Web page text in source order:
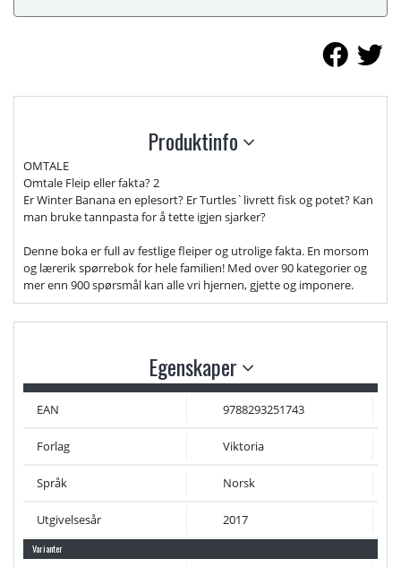
Produktinfo
OMTALE
Omtale Fleip eller fakta? 2
Er Winter Banana en eplesort? Er Turtles`livrett fisk og potet? Kan
man bruke tannpasta for å tette igjen sjarker?
Denne boka er full av festlige fleiper og utrolige fakta. En morsom
og lærerik spørrebok for hele familien! Med over 90 kategorier og
mer enn 900 spørsmål kan alle vri hjernen, gjette og imponere.
Egenskaper
EAN 9788293251743
Forlag Viktoria
Språk Norsk
Utgivelsesår 2017
Varianter